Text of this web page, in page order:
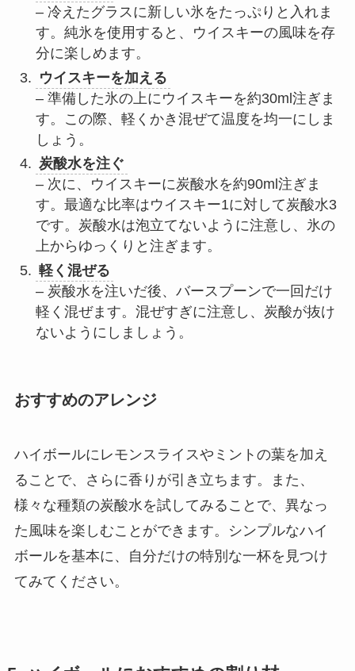
– 冷えたグラスに新しい氷をたっぷりと入れま
す。純氷を使用すると、ウイスキーの風味を存
分に楽しめます。
ウイスキーを加える
– 準備した氷の上にウイスキーを約30ml注ぎま
す。この際、軽くかき混ぜて温度を均一にしま
しょう。
炭酸水を注ぐ
– 次に、ウイスキーに炭酸水を約90ml注ぎま
す。最適な比率はウイスキー1に対して炭酸水3
です。炭酸水は泡立てないように注意し、氷の
上からゆっくりと注ぎます。
軽く混ぜる
– 炭酸水を注いだ後、バースプーンで一回だけ
軽く混ぜます。混ぜすぎに注意し、炭酸が抜け
ないようにしましょう。
おすすめのアレンジ
ハイボールにレモンスライスやミントの葉を加え
ることで、さらに香りが引き立ちます。また、
様々な種類の炭酸水を試してみることで、異なっ
た風味を楽しむことができます。シンプルなハイ
ボールを基本に、自分だけの特別な一杯を見つけ
てみてください。